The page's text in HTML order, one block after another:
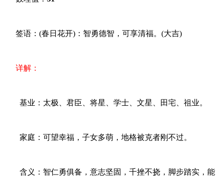
签语：(春日花开)：智勇德智，可享清福。(大吉)
详解：
基业：太极、君臣、将星、学士、文星、田宅、祖业。
家庭：可望幸福，子女多萌，地格被克者刚不过。
含义：智仁勇俱备，意志坚固，千挫不挠，脚步踏实，能